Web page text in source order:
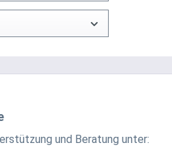
und Beratung unter: